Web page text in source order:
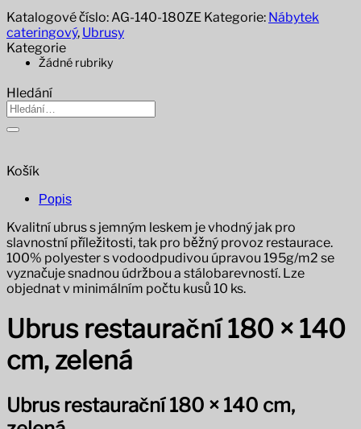
Katalogové číslo:AG-140-180ZE Kategorie: Nábytek
cateringový, Ubrusy
Kategorie
Žádné rubriky
Hledání
Hledat:
Košík
Popis
Kvalitní ubrus s jemným leskem je vhodný jak pro
slavnostní příležitosti, tak pro běžný provoz restaurace.
100% polyester s vodoodpudivou úpravou 195g/m2 se
vyznačuje snadnou údržbou a stálobarevností. Lze
objednat v minimálním počtu kusů 10 ks.
Ubrus restaurační 180 × 140
cm, zelená
Ubrus restaurační 180 × 140 cm,